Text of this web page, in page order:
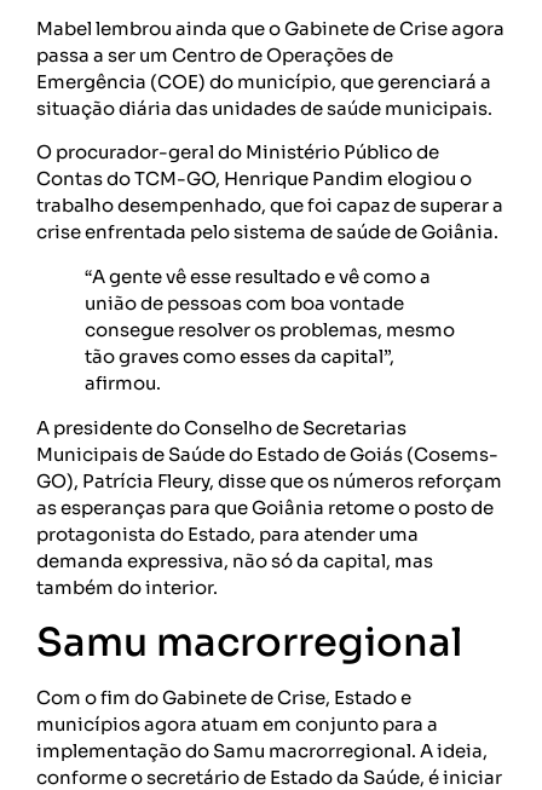
Mabel lembrou ainda que o Gabinete de Crise agora
passa a ser um Centro de Operações de
Emergência (COE) do município, que gerenciará a
situação diária das unidades de saúde municipais.
O procurador-geral do Ministério Público de
Contas do TCM-GO, Henrique Pandim elogiou o
trabalho desempenhado, que foi capaz de superar a
crise enfrentada pelo sistema de saúde de Goiânia.
“A gente vê esse resultado e vê como a
união de pessoas com boa vontade
consegue resolver os problemas, mesmo
tão graves como esses da capital”,
afirmou.
A presidente do Conselho de Secretarias
Municipais de Saúde do Estado de Goiás (Cosems-
GO), Patrícia Fleury, disse que os números reforçam
as esperanças para que Goiânia retome o posto de
protagonista do Estado, para atender uma
demanda expressiva, não só da capital, mas
também do interior.
Samu macrorregional
Com o fim do Gabinete de Crise, Estado e
municípios agora atuam em conjunto para a
implementação do Samu macrorregional. A ideia,
conforme o secretário de Estado da Saúde, é iniciar